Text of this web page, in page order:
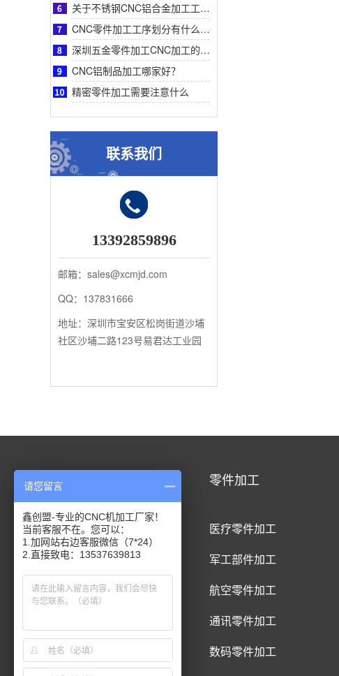
关于不锈钢CNC铝合金加工工艺流程步骤介绍？
CNC零件加工工序划分有什么要求呢
深圳五金零件加工CNC加工的数控系统特点有什么？
CNC铝制品加工哪家好？
精密零件加工需要注意什么
联系我们
13392859896
邮箱：sales@xcmjd.com
QQ：137831666
地址：深圳市宝安区松岗街道沙埔
社区沙埔二路123号易君达工业园
CNC加工
CNC铝合金加工
CNC钛合金加工
CNC精密件加工
CNC五金件加工
零件加工
医疗零件加工
军工部件加工
航空零件加工
通讯零件加工
数码零件加工
请您留言
鑫创盟-专业的CNC机加工厂家！
当前客服不在。您可以：
1.加网站右边客服微信（7*24）
2.直接致电：13537639813